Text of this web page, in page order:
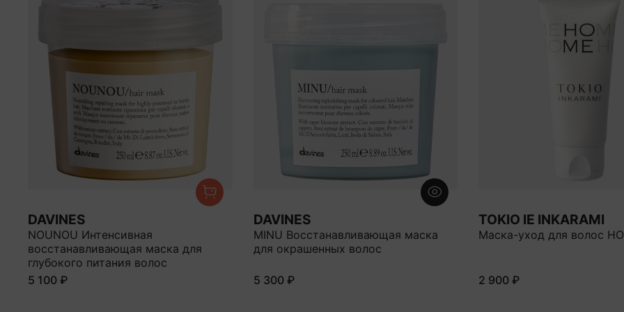
DAVINES
NOUNOU Интенсивная
восстанавливающая маска для
глубокого питания волос
5 100 ₽
DAVINES
MINU Восстанавливающая маска
для окрашенных волос
5 300 ₽
TOKIO IE INKARAMI
Маска-уход для волос
2 900 ₽